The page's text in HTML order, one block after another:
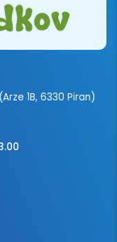
1B, 6330 Piran)